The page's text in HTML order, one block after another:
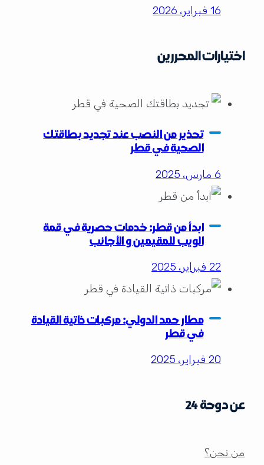
16 فبراير، 2026
اختيارات المحررين
تحذير من النصب عند تجديد بطاقتك
الصحية في قطر
6 مارس، 2025
ابدأ من قطر: خدمات حصرية في قمة
الويب للمقيمين و الأجانب
22 فبراير، 2025
مطار حمد الدولي: مركبات ذاتية القيادة
في قطر
20 فبراير، 2025
عن دوحة 24
من نحن؟